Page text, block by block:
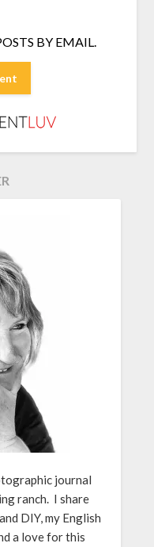
BY EMAIL.
journal
ranch. I share
DIY, my English
a love for this